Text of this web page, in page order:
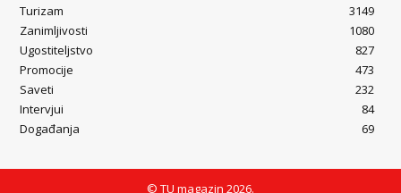
Turizam
3149
Zanimljivosti
1080
Ugostiteljstvo
827
Promocije
473
Saveti
232
Intervjui
84
Događanja
69
© TU magazin 2026.